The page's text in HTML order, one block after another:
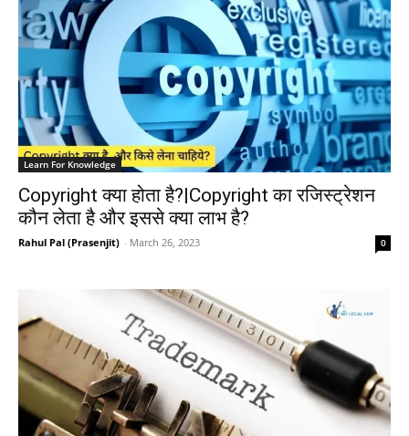
Learn For Knowledge
Copyright क्या होता है?|Copyright का रजिस्ट्रेशन
कौन लेता है और इससे क्या लाभ है?
Rahul Pal (Prasenjit) - March 26, 2023 0